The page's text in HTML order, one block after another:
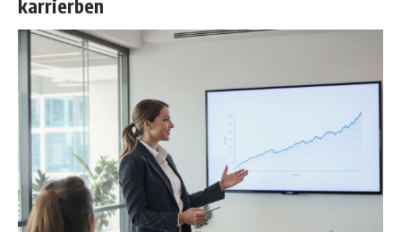
karrierben